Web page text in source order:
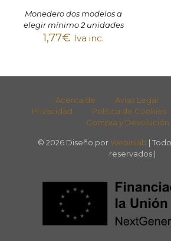
Monedero dos modelos a
elegir mínimo 2 unidades
1,77€ Iva inc.
Acerca de Aviso Legal
Privacidad
Política de Cookies
Compra y Devolución
© 2026 Diseño por Webinlab |
reservados |